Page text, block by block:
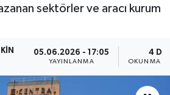
sektörler ve aracı kurum
05.06.2026 - 17:05
YAYINLANMA
4 DK
OKUNMA